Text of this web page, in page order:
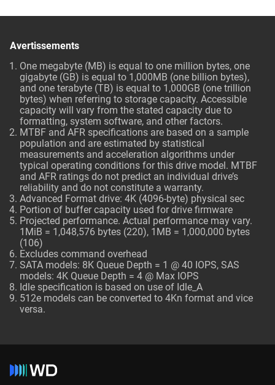
Avertissements
One megabyte (MB) is equal to one million bytes, one
gigabyte (GB) is equal to 1,000MB (one billion bytes),
and one terabyte (TB) is equal to 1,000GB (one trillion
bytes) when referring to storage capacity. Accessible
capacity will vary from the stated capacity due to
formatting, system software, and other factors.
MTBF and AFR specifications are based on a sample
population and are estimated by statistical
measurements and acceleration algorithms under
typical operating conditions for this drive model. MTBF
and AFR ratings do not predict an individual drive’s
reliability and do not constitute a warranty.
Advanced Format drive: 4K (4096-byte) physical sec
Portion of buffer capacity used for drive firmware
Projected performance. Actual performance may vary.
1MiB = 1,048,576 bytes (220), 1MB = 1,000,000 bytes
(106)
Excludes command overhead
SATA models: 8K Queue Depth = 1 @ 40 IOPS, SAS
models: 4K Queue Depth = 4 @ Max IOPS
Idle specification is based on use of Idle_A
512e models can be converted to 4Kn format and vice
versa.